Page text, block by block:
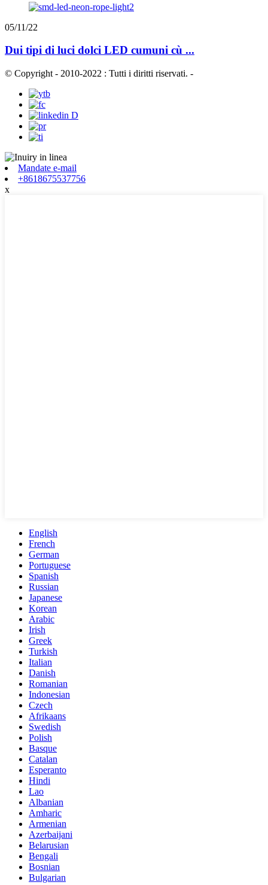
05/11/22
Dui tipi di luci dolci LED cumuni cù ...
© Copyright - 2010-2022 : Tutti i diritti riservati. -
Mandate e-mail
+8618675537756
x
English
French
German
Portuguese
Spanish
Russian
Japanese
Korean
Arabic
Irish
Greek
Turkish
Italian
Danish
Romanian
Indonesian
Czech
Afrikaans
Swedish
Polish
Basque
Catalan
Esperanto
Hindi
Lao
Albanian
Amharic
Armenian
Azerbaijani
Belarusian
Bengali
Bosnian
Bulgarian